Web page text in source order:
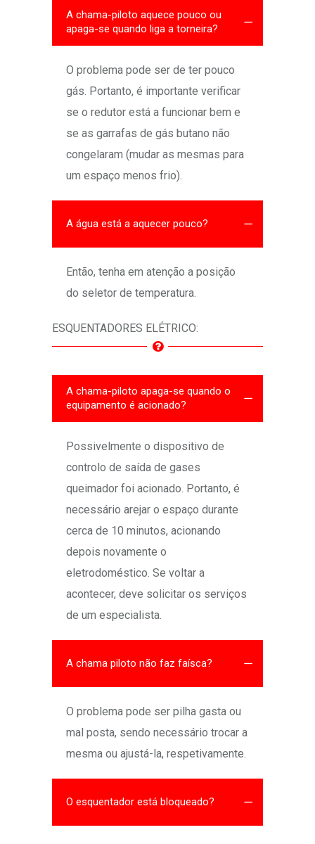
A chama-piloto aquece pouco ou
apaga-se quando liga a torneira?
O problema pode ser de ter pouco
gás. Portanto, é importante verificar
se o redutor está a funcionar bem e
se as garrafas de gás butano não
congelaram (mudar as mesmas para
um espaço menos frio).
A água está a aquecer pouco?
Então, tenha em atenção a posição
do seletor de temperatura.
ESQUENTADORES ELÉTRICO:
A chama-piloto apaga-se quando o
equipamento é acionado?
Possivelmente o dispositivo de
controlo de saída de gases
queimador foi acionado. Portanto, é
necessário arejar o espaço durante
cerca de 10 minutos, acionando
depois novamente o
eletrodoméstico. Se voltar a
acontecer, deve solicitar os serviços
de um especialista.
A chama piloto não faz faísca?
O problema pode ser pilha gasta ou
mal posta, sendo necessário trocar a
mesma ou ajustá-la, respetivamente.
O esquentador está bloqueado?